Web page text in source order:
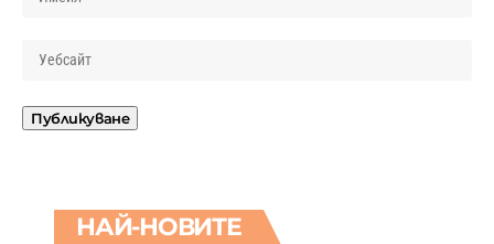
НАЙ-НОВИТЕ